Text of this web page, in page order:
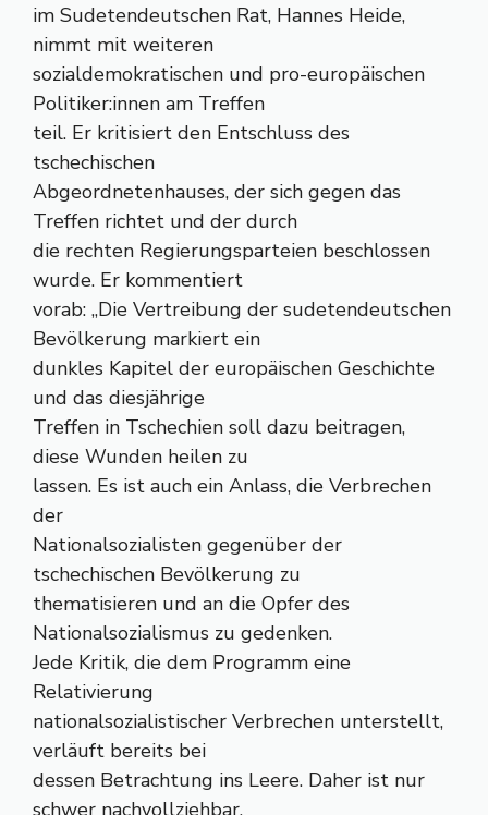
im Sudetendeutschen Rat, Hannes Heide,
nimmt mit weiteren
sozialdemokratischen und pro-europäischen
Politiker:innen am Treffen
teil. Er kritisiert den Entschluss des
tschechischen
Abgeordnetenhauses, der sich gegen das
Treffen richtet und der durch
die rechten Regierungsparteien beschlossen
wurde. Er kommentiert
vorab: „Die Vertreibung der sudetendeutschen
Bevölkerung markiert ein
dunkles Kapitel der europäischen Geschichte
und das diesjährige
Treffen in Tschechien soll dazu beitragen,
diese Wunden heilen zu
lassen. Es ist auch ein Anlass, die Verbrechen
der
Nationalsozialisten gegenüber der
tschechischen Bevölkerung zu
thematisieren und an die Opfer des
Nationalsozialismus zu gedenken.
Jede Kritik, die dem Programm eine
Relativierung
nationalsozialistischer Verbrechen unterstellt,
verläuft bereits bei
dessen Betrachtung ins Leere. Daher ist nur
schwer nachvollziehbar,